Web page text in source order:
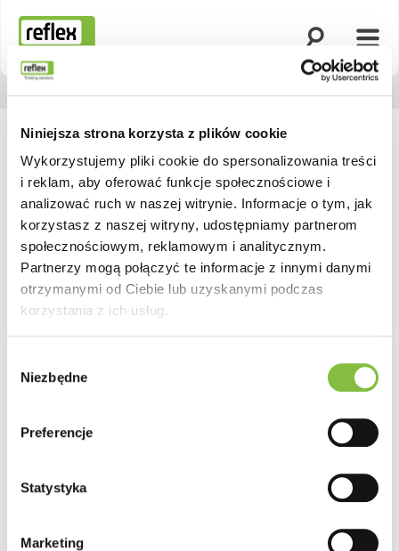
Niniejsza strona korzysta z plików cookie
Wykorzystujemy pliki cookie do spersonalizowania treści
i reklam, aby oferować funkcje społecznościowe i
analizować ruch w naszej witrynie. Informacje o tym, jak
korzystasz z naszej witryny, udostępniamy partnerom
społecznościowym, reklamowym i analitycznym.
Partnerzy mogą połączyć te informacje z innymi danymi
otrzymanymi od Ciebie lub uzyskanymi podczas
korzystania z ich usług.
zgody
Niezbędne
Preferencje
Statystyka
Marketing
Strona główna
Otwórz